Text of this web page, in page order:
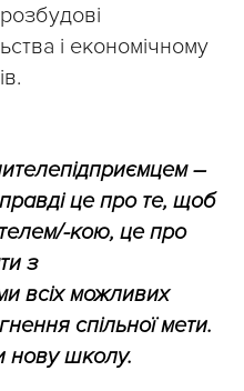
і економічному
–
це про те, щоб
кою, це про
з
всіх можливих
спільної мети.
нову школу.